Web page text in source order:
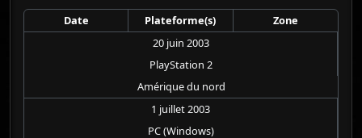
Date Plateforme(s)
Zone
20 juin 2003
PlayStation 2
Amérique du nord
1 juillet 2003
PC (Windows)